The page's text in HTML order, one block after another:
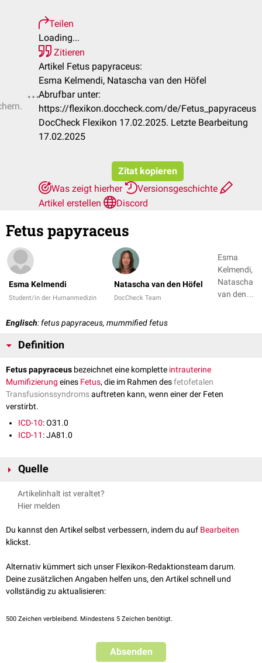
Teilen
Loading...
Zitieren
Artikel Fetus papyraceus:
Esma Kelmendi, Natascha van den Höfel
Abrufbar unter:
https://flexikon.doccheck.com/de/Fetus_papyraceus
DocCheck Flexikon 17.02.2025. Letzte Bearbeitung
17.02.2025
Zitat kopieren
Was zeigt hierher
Versionsgeschichte
Artikel erstellen
Discord
Fetus papyraceus
Esma Kelmendi
Student/in der Humanmedizin
Natascha van den Höfel
DocCheck Team
Esma
Kelmendi,
Natascha
van den
Englisch: fetus papyraceus, mummified fetus
Definition
Fetus papyraceus bezeichnet eine komplette intrauterine
Mumifizierung eines Fetus, die im Rahmen desfetofetalen
Transfusionssyndromsauftreten kann, wenn einer der Feten
verstirbt.
ICD-10: O31.0
ICD-11 : JA81.0
Quelle
Pschyrembel; Fetus papyraceus
Artikelinhalt ist veraltet?
Hier melden
Du kannst den Artikel selbst verbessern, indem du auf Bearbeiten
klickst.
Alternativ kümmert sich unser Flexikon-Redaktionsteam darum.
Deine zusätzlichen Angaben helfen uns, den Artikel schnell und
vollständig zu aktualisieren:
500 Zeichen verbleibend. Mindestens 5 Zeichen benötigt.
Absenden